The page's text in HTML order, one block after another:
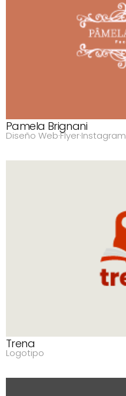
Pamela Brignani
Diseño Web·Flyer·Instagram
Trena
Logotipo